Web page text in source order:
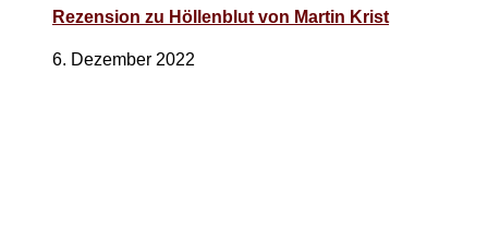
Rezension zu Höllenblut von Martin Krist
6. Dezember 2022